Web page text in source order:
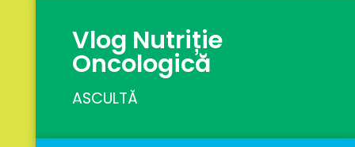
Vlog Nutriție
Oncologică
ASCULTĂ